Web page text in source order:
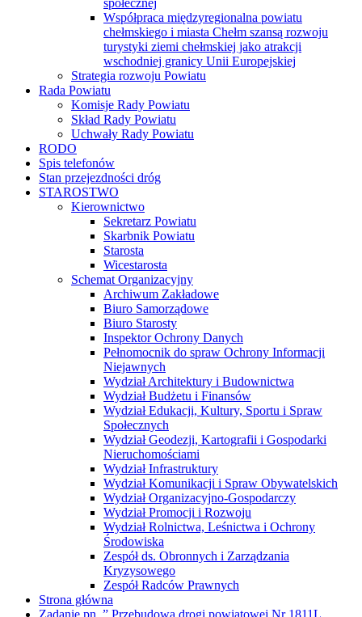
Współpraca międzyregionalna powiatu
chełmskiego i miasta Chełm szansą rozwoju
turystyki ziemi chełmskiej jako atrakcji
wschodniej granicy Unii Europejskiej
Strategia rozwoju Powiatu
Rada Powiatu
Komisje Rady Powiatu
Skład Rady Powiatu
Uchwały Rady Powiatu
RODO
Spis telefonów
Stan przejezdności dróg
STAROSTWO
Kierownictwo
Sekretarz Powiatu
Skarbnik Powiatu
Starosta
Wicestarosta
Schemat Organizacyjny
Archiwum Zakładowe
Biuro Samorządowe
Biuro Starosty
Inspektor Ochrony Danych
Pełnomocnik do spraw Ochrony Informacji
Niejawnych
Wydział Architektury i Budownictwa
Wydział Budżetu i Finansów
Wydział Edukacji, Kultury, Sportu i Spraw
Społecznych
Wydział Geodezji, Kartografii i Gospodarki
Nieruchomościami
Wydział Infrastruktury
Wydział Komunikacji i Spraw Obywatelskich
Wydział Organizacyjno-Gospodarczy
Wydział Promocji i Rozwoju
Wydział Rolnictwa, Leśnictwa i Ochrony
Środowiska
Zespół ds. Obronnych i Zarządzania
Kryzysowego
Zespół Radców Prawnych
Strona główna
Zadanie pn. ” Przebudowa drogi powiatowej Nr 1811L